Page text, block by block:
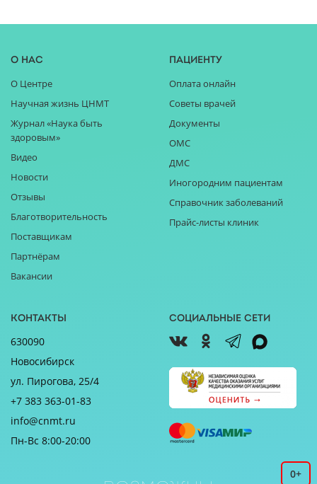
О нас
О Центре
Научная жизнь ЦНМТ
Журнал «Наука быть
здоровым»
Видео
Новости
Отзывы
Благотворительность
Поставщикам
Партнёрам
Вакансии
Пациенту
Оплата онлайн
Советы врачей
Документы
ОМС
ДМС
Иногородним пациентам
Справочник заболеваний
Прайс-листы клиник
Контакты
630090
Новосибирск
ул. Пирогова, 25/4
+7 383 363-01-83
info@cnmt.ru
Пн-Вс 8:00-20:00
Социальные сети
0+